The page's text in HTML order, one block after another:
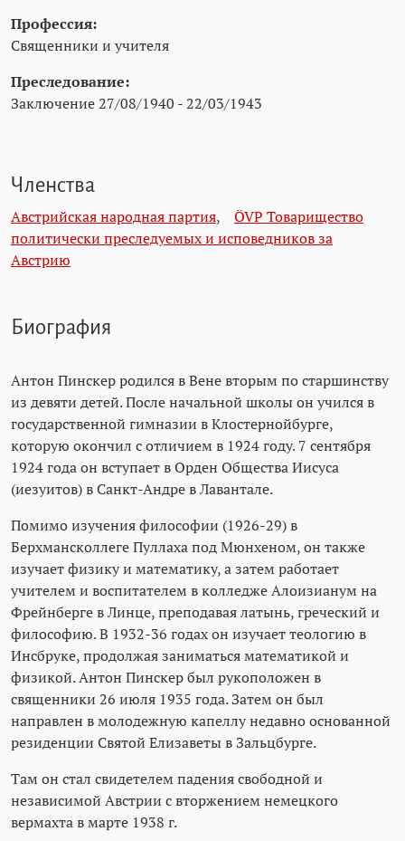
Профессия:
Священники и учителя
Преследование:
Заключение 27/08/1940 - 22/03/1943
Членства
Австрийская народная партия, ÖVP Товарищество
политически преследуемых и исповедников за
Австрию
Биография
Антон Пинскер родился в Вене вторым по старшинству
из девяти детей. После начальной школы он учился в
государственной гимназии в Клостернойбурге,
которую окончил с отличием в 1924 году. 7 сентября
1924 года он вступает в Орден Общества Иисуса
(иезуитов) в Санкт-Андре в Лавантале.
Помимо изучения философии (1926-29) в
Берхмансколлеге Пуллаха под Мюнхеном, он также
изучает физику и математику, а затем работает
учителем и воспитателем в колледже Алоизианум на
Фрейнберге в Линце, преподавая латынь, греческий и
философию. В 1932-36 годах он изучает теологию в
Инсбруке, продолжая заниматься математикой и
физикой. Антон Пинскер был рукоположен в
священники 26 июля 1935 года. Затем он был
направлен в молодежную капеллу недавно основанной
резиденции Святой Елизаветы в Зальцбурге.
Там он стал свидетелем падения свободной и
независимой Австрии с вторжением немецкого
вермахта в марте 1938 г.